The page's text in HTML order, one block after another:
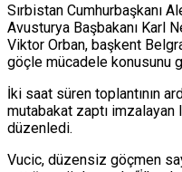
Sırbistan Cumhurbaşkanı
Avusturya Başbakanı Karl
Viktor Orban, başkent
göçle mücadele konusunu
İki saat süren toplantının
mutabakat zaptı imzalayan
düzenledi.
Vucic, düzensiz göçmen